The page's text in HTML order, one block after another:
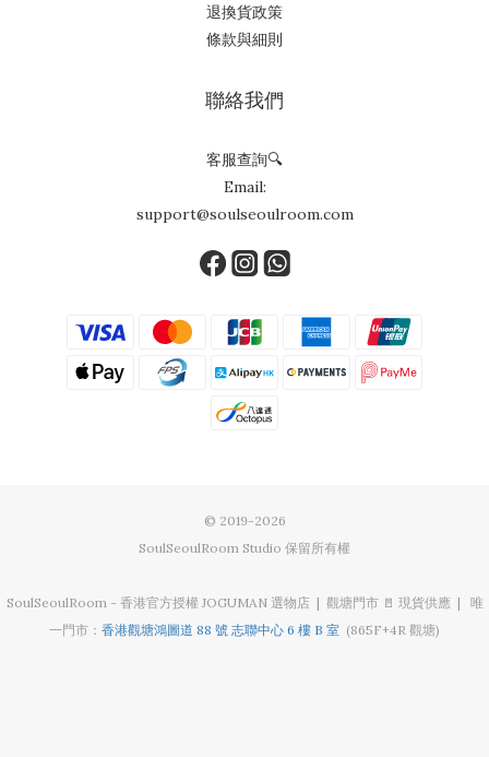
退換貨政策
條款與細則
聯絡我們
客服查詢🔍
Email:
support@soulseoulroom.com
© 2019-2026
SoulSeoulRoom Studio 保留所有權
SoulSeoulRoom - 香港官方授權 JOGUMAN 選物店 | 觀塘門市 🚪 現貨供應 | 唯
一門市： 香港觀塘鴻圖道 88 號 志聯中心 6 樓 B 室 (865F+4R 觀塘)